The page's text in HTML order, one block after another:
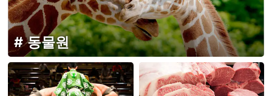
동물원